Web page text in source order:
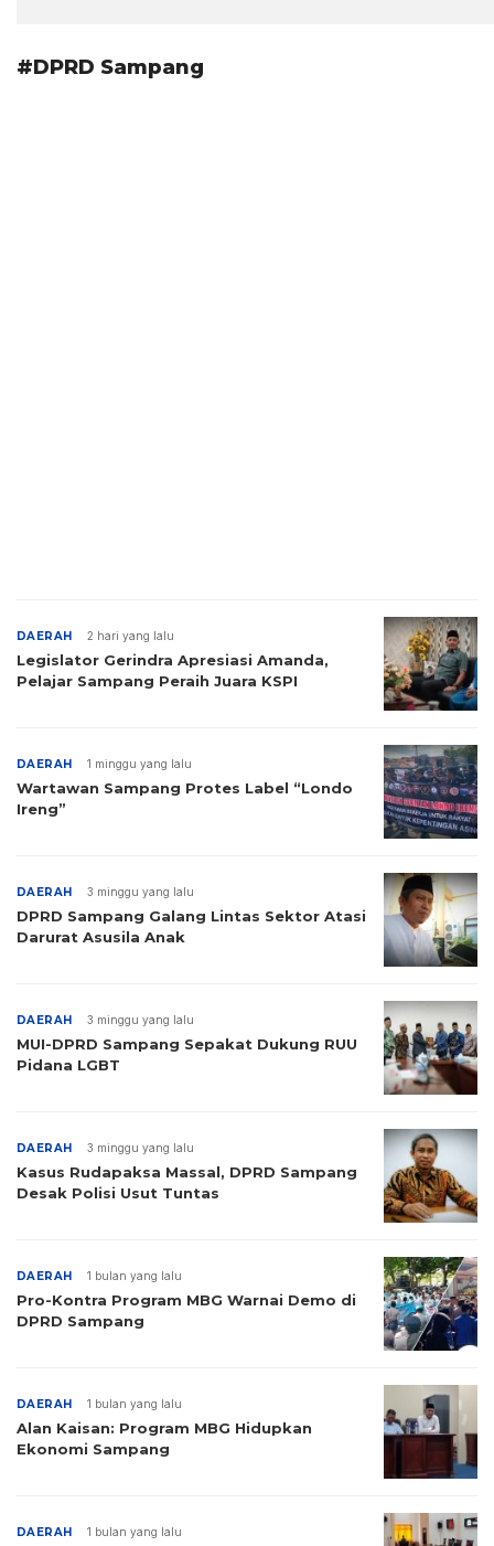
#DPRD Sampang
DAERAH 2 hari yang lalu
Legislator Gerindra Apresiasi Amanda,
Pelajar Sampang Peraih Juara KSPI
DAERAH 1 minggu yang lalu
Wartawan Sampang Protes Label “Londo
Ireng”
DAERAH 3 minggu yang lalu
DPRD Sampang Galang Lintas Sektor Atasi
Darurat Asusila Anak
DAERAH 3 minggu yang lalu
MUI-DPRD Sampang Sepakat Dukung RUU
Pidana LGBT
DAERAH 3 minggu yang lalu
Kasus Rudapaksa Massal, DPRD Sampang
Desak Polisi Usut Tuntas
DAERAH 1 bulan yang lalu
Pro-Kontra Program MBG Warnai Demo di
DPRD Sampang
DAERAH 1 bulan yang lalu
Alan Kaisan: Program MBG Hidupkan
Ekonomi Sampang
DAERAH 1 bulan yang lalu